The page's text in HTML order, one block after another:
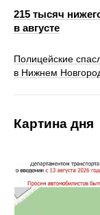
215 тысяч
в августе
Полицейские
в Нижнем
Картина дня